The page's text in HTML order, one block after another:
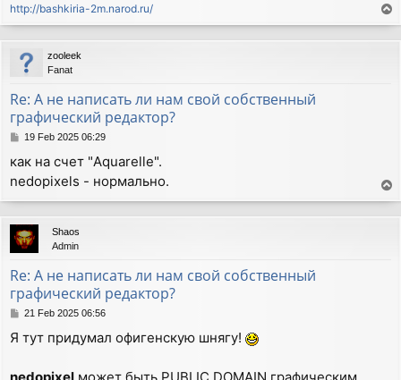
http://bashkiria-2m.narod.ru/
o
p
zooleek
Fanat
Re: А не написать ли нам свой собственный
графический редактор?
P
s
t
19 Feb 2025 06:29
как на счет "Aquarelle".
nedopixels - нормально.
o
p
Shaos
Admin
Re: А не написать ли нам свой собственный
графический редактор?
P
s
21 Feb 2025 06:56
Я тут придумал офигенскую шнягу!